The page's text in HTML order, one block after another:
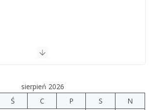
sierpień 2026
Ś C P S
N